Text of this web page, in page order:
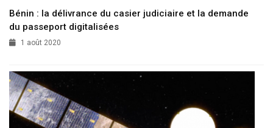
Bénin : la délivrance du casier judiciaire et la demande
du passeport digitalisées
1 août 2020